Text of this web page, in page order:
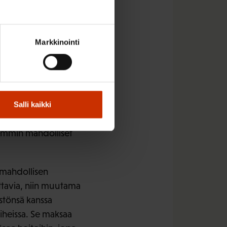
Markkinointi
Salli kaikki
tulosta.
ja
kanssa
mahdolliset
niin muutama
kanssa
Se maksaa